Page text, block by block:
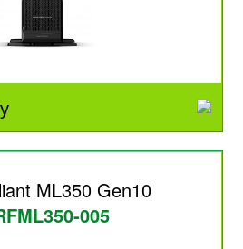
ML350 Gen10
005